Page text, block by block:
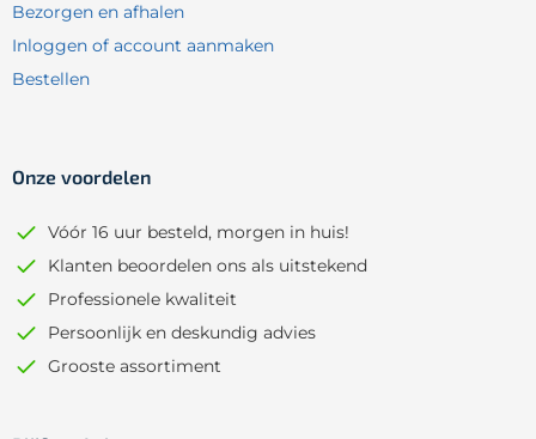
Bezorgen en afhalen
Inloggen of account aanmaken
Bestellen
Onze voordelen
Vóór 16 uur besteld, morgen in huis!
Klanten beoordelen ons als uitstekend
Professionele kwaliteit
Persoonlijk en deskundig advies
Grooste assortiment